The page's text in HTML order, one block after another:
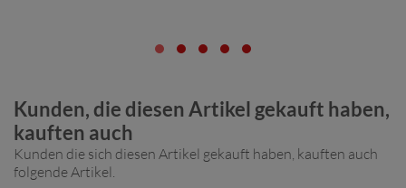
Kunden, die diesen Artikel gekauft haben,
kauften auch
Kunden die sich diesen Artikel gekauft haben, kauften auch
folgende Artikel.